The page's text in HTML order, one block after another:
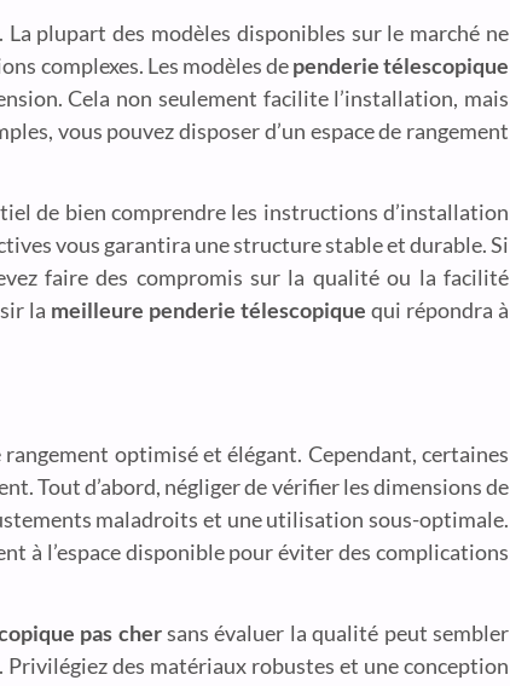
La plupart des modèles disponibles sur le marché ne
complexes. Les modèles dependerie télescopique
Cela non seulement facilite l’installation, mais
vous pouvez disposer d’un espace de rangement
de bien comprendre les instructions d’installation
vous garantira une structure stable et durable. Si
faire des compromis sur la qualité ou la facilité
la meilleure penderie télescopique qui répondra à
optimisé et élégant. Cependant, certaines
Tout d’abord, négliger de vérifier les dimensions de
maladroits et une utilisation sous-optimale.
à l’espace disponible pour éviter des complications
pas chersans évaluer la qualité peut sembler
des matériaux robustes et une conception